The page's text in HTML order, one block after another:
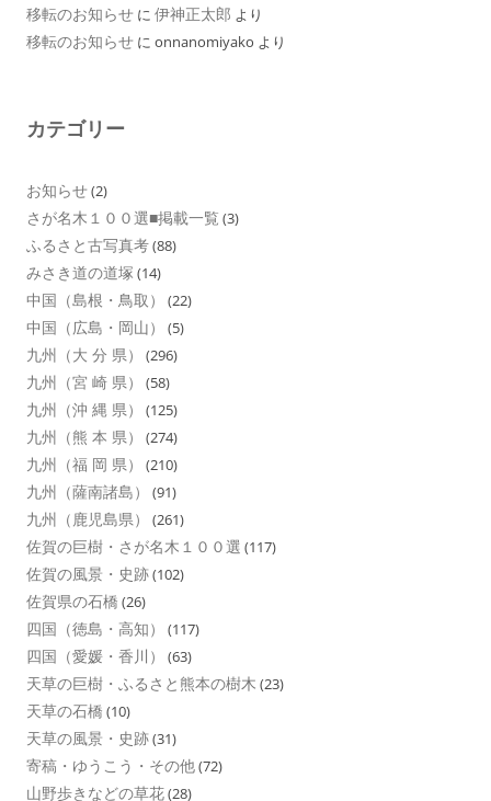
移転のお知らせ に 伊神正太郎 より
移転のお知らせ に onnanomiyako より
カテゴリー
お知らせ(2)
さが名木１００選■掲載一覧 (3)
ふるさと古写真考(88)
みさき道の道塚 (14)
中国（島根・鳥取） (22)
中国（広島・岡山） (5)
九州（大 分 県） (296)
九州（宮 崎 県） (58)
九州（沖 縄 県） (125)
九州（熊 本 県） (274)
九州（福 岡 県） (210)
九州（薩南諸島） (91)
九州（鹿児島県） (261)
佐賀の巨樹・さが名木１００選 (117)
佐賀の風景・史跡(102)
佐賀県の石橋 (26)
四国（徳島・高知） (117)
四国（愛媛・香川） (63)
天草の巨樹・ふるさと熊本の樹木 (23)
天草の石橋 (10)
天草の風景・史跡(31)
寄稿・ゆうこう・その他(72)
山野歩きなどの草花(28)